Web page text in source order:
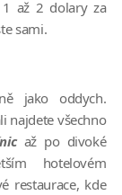
1 až 2 dolary za
sami.
jako oddych.
najdete všechno
až po divoké
hotelovém
restaurace, kde